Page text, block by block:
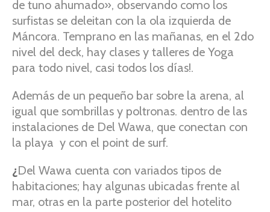
de tuno ahumado», observando como los
surfistas se deleitan con la ola izquierda de
Máncora. Temprano en las mañanas, en el 2do
nivel del deck, hay clases y talleres de Yoga
para todo nivel, casi todos los días!.
Además de un pequeño bar sobre la arena, al
igual que sombrillas y poltronas. dentro de las
instalaciones de Del Wawa, que conectan con
la playa y con el point de surf.
¿Del Wawa cuenta con variados tipos de
habitaciones; hay algunas ubicadas frente al
mar, otras en la parte posterior del hotelito